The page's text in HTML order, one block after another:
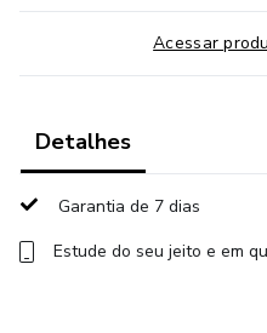
No campo harmônico,
desvendando arpejos e
acordes dentro do contexto
fundamentais, desde a
explorações mais ousadas
harmônica, revelando os
Acessar
Detalhes
Garantia de 7 dias
Estude do seu jeito e em